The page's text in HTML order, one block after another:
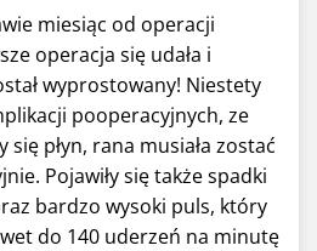
miesiąc od operacji
operacja się udała i
wyprostowany! Niestety
pooperacyjnych, ze
płyn, rana musiała zostać
Pojawiły się także spadki
bardzo wysoki puls, który
do 140 uderzeń na minutę